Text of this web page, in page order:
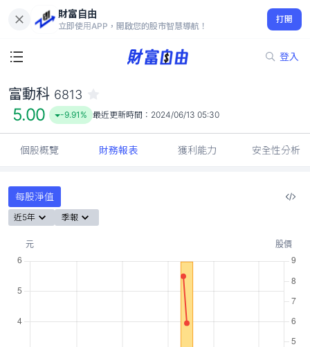
財富自由
立即使用APP，開啟您的股市智慧導航！
打開
登入
5.00
-9.91%
富動科 6813
5.00 -9.91% 最近更新時間： 2024/06/13 05:30
個股概覽 財務報表 獲利能力 安全性分析
每股淨值
近5年 季報